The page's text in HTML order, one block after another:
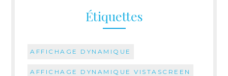
Étiquettes
AFFICHAGE DYNAMIQUE
AFFICHAGE DYNAMIQUE VISTASCREEN